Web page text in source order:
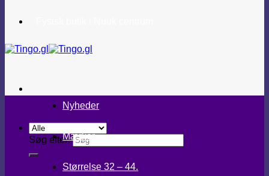
Søg efter:
Nyheder
Mærker
Størrelse 32 – 44.